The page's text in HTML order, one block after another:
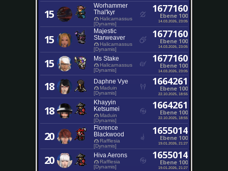
15
Worhammer
Thal'kyr
Halicarnassus
[Dynamis]
1677160
Ebene 100
14.03.2026, 23:05
15
Majestic
Starweaver
Halicarnassus
[Dynamis]
1677160
Ebene 100
14.03.2026, 23:05
15 Ms Stake
Halicarnassus
[Dynamis]
1677160
Ebene 100
14.03.2026, 23:05
18 Daphne Vye
Maduin
[Dynamis]
1664261
Ebene 100
22.10.2025, 18:55
18
Khayyin
Ketsumei
Maduin
[Dynamis]
1664261
Ebene 100
22.10.2025, 18:55
20
Florence
Blackwood
Rafflesia
[Dynamis]
1655014
Ebene 100
19.01.2026, 21:27
20 Hiva Aerons
Rafflesia
[Dynamis]
1655014
Ebene 100
19.01.2026, 21:27